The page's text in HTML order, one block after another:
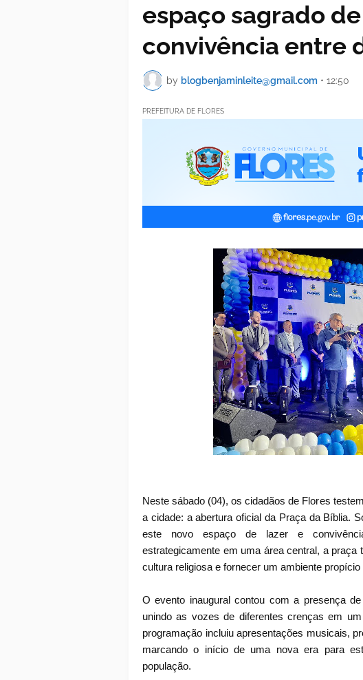
espaço sagrado
convivência entre
by blogbenjaminleite@gmail.com • 12:50
PREFEITURA DE FLORES
Neste sábado (04), os cidadãos de Flores
a cidade: a abertura oficial da Praça da Bíblia.
este novo espaço de lazer e
estrategicamente em uma área central, a
cultura religiosa e fornecer um ambiente
O evento inaugural contou com a presença
unindo as vozes de diferentes crenças em
programação incluiu apresentações musicais,
marcando o início de uma nova era para
população.